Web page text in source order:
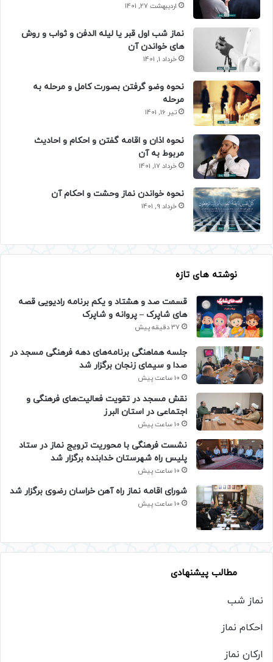
اردیبهشت 27, 1401
نماز شب اول قبر یا لیله الدفن و ثواب و روش
های خواندن آن
خرداد 1, 1401
نحوه وضو گرفتن بصورت کامل و مرحله به
مرحله
تیر 16, 1401
نحوه اذان و اقامه گفتن و احکام و احادیث
مربوط به آن
خرداد 17, 1401
نحوه خواندن نماز وحشت و احکام آن
خرداد 9, 1401
نوشته های تازه
قسمت صد و هشتاد و یکم برنامه رادیویی قصه
های شاپرک – پروانه و شاپرک
37 دقیقه پیش
جلسه هماهنگی برنامه‌های دهه فرهنگی مسجد در
صدا و سیمای زنجان برگزار شد
10 ساعت پیش
نقش مسجد در تقویت فعالیت‌های فرهنگی و
اجتماعی در استان البرز
10 ساعت پیش
نشست فرهنگی با محوریت ترویج نماز در ستاد
پلیس راه شهرستان خدابنده برگزار شد
10 ساعت پیش
شورای اقامه نماز راه آهن خراسان رضوی برگزار شد
10 ساعت پیش
مطالب پیشنهادی
نماز شب
احکام نماز
ارکان نماز